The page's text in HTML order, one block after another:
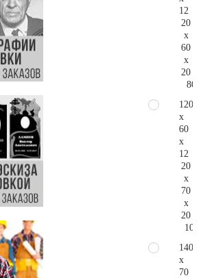
12
20
x
60
x
20
120
x
60
x
12
20
x
70
x
20
140
x
70